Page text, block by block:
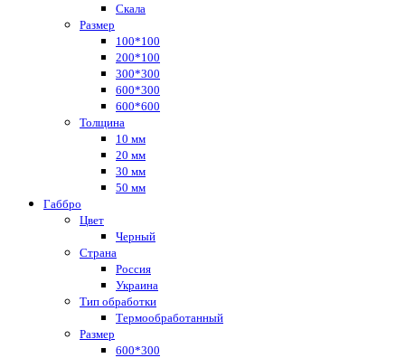
Скала
Размер
100*100
200*100
300*300
600*300
600*600
Толщина
10 мм
20 мм
30 мм
50 мм
Габбро
Цвет
Черный
Страна
Россия
Украина
Тип обработки
Термообработанный
Размер
600*300